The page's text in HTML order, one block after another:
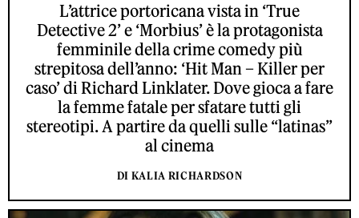
L’attrice portoricana vista in ‘True
Detective 2’ e ‘Morbius’ è la protagonista
femminile della crime comedy più
strepitosa dell’anno: ‘Hit Man – Killer per
caso’ di Richard Linklater. Dove gioca a fare
la femme fatale per sfatare tutti gli
stereotipi. A partire da quelli sulle “latinas”
al cinema
DI KALIA RICHARDSON